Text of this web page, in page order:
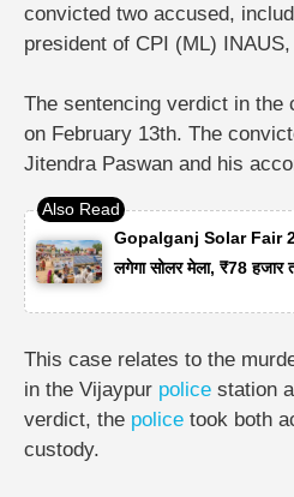
convicted two accused,
president of CPI (ML)
The sentencing verdict in the
on February 13th. The
Jitendra Paswan and his
Gopalganj Solar Fair
लगेगा सोलर मेला, ₹78 हजार
This case relates to the
in the Vijaypur police station
verdict, the police took both
custody.